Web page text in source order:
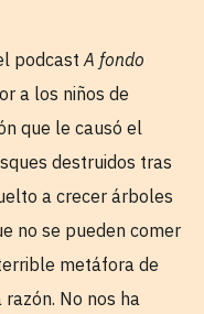
podcast A fondo
a los niños de
que le causó el
destruidos tras
a crecer árboles
no se pueden comer
metáfora de
No nos ha